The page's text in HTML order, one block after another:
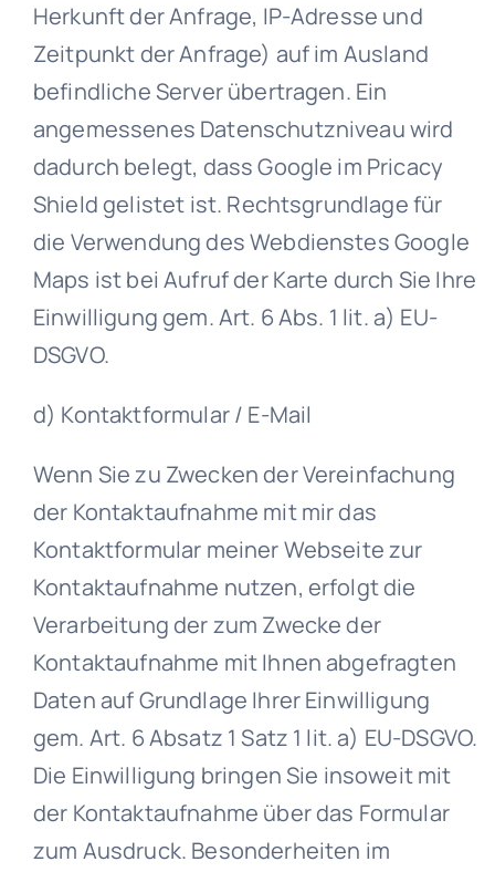
Herkunft der Anfrage, IP-Adresse und
Zeitpunkt der Anfrage) auf im Ausland
befindliche Server übertragen. Ein
angemessenes Datenschutzniveau wird
dadurch belegt, dass Google im Pricacy
Shield gelistet ist. Rechtsgrundlage für
die Verwendung des Webdienstes Google
Maps ist bei Aufruf der Karte durch Sie Ihre
Einwilligung gem. Art. 6 Abs. 1 lit. a) EU-
DSGVO.
d) Kontaktformular / E-Mail
Wenn Sie zu Zwecken der Vereinfachung
der Kontaktaufnahme mit mir das
Kontaktformular meiner Webseite zur
Kontaktaufnahme nutzen, erfolgt die
Verarbeitung der zum Zwecke der
Kontaktaufnahme mit Ihnen abgefragten
Daten auf Grundlage Ihrer Einwilligung
gem. Art. 6 Absatz 1 Satz 1 lit. a) EU-DSGVO.
Die Einwilligung bringen Sie insoweit mit
der Kontaktaufnahme über das Formular
zum Ausdruck. Besonderheiten im